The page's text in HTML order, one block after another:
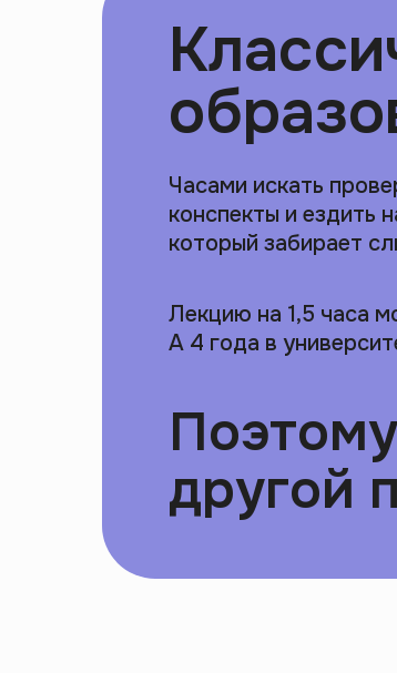
Часами искать
конспекты и ездить
который забирает
Лекцию на 1,5 часа
А 4 года в
другой